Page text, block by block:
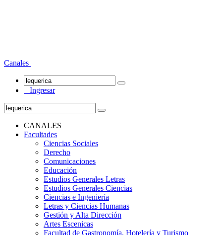
Canales
Ingresar
CANALES
Facultades
Ciencias Sociales
Derecho
Comunicaciones
Educación
Estudios Generales Letras
Estudios Generales Ciencias
Ciencias e Ingeniería
Letras y Ciencias Humanas
Gestión y Alta Dirección
Artes Escenicas
Facultad de Gastronomía, Hotelería y Turismo